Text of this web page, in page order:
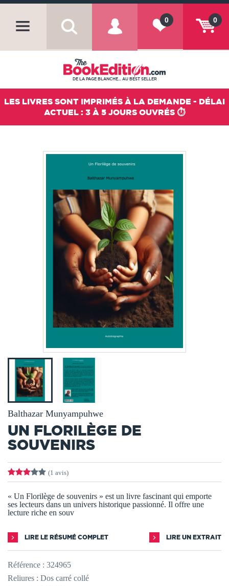
0
0
DE LA PAGE BLANCHE... AU BEST SELLER
LES LIVRES SONT IMPRIMÉS À LA DEMANDE - DÉLAI
ACTUEL : 3 À 5 JOURS OUVRÉS ⏱️
Balthazar Munyampuhwe
UN FLORILÈGE DE
SOUVENIRS
(1 avis)
« Un Florilège de souvenirs » est un livre fascinant qui emporte
ses lecteurs dans un univers historique passionné. Il offre une
lecture riche en souv
LIRE LE RÉSUMÉ COMPLET LIRE UN EXTRAIT
Référence : 324965
Reliures : Dos carré collé